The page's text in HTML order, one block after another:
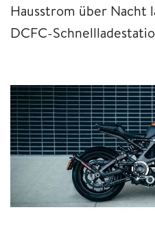
Hausstrom über Nacht
DCFC-